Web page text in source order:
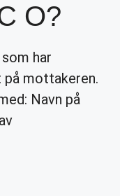
O?
har
mottakeren.
Navn på